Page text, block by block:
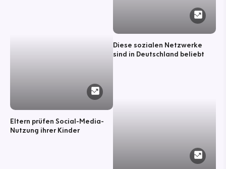
Eltern prüfen Social-Media-
Nutzung ihrer Kinder
Diese sozialen Netzwerke
sind in Deutschland beliebt